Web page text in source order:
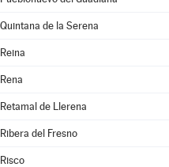
Quintana de la Serena
Reina
Rena
Retamal de Llerena
Ribera del Fresno
Risco